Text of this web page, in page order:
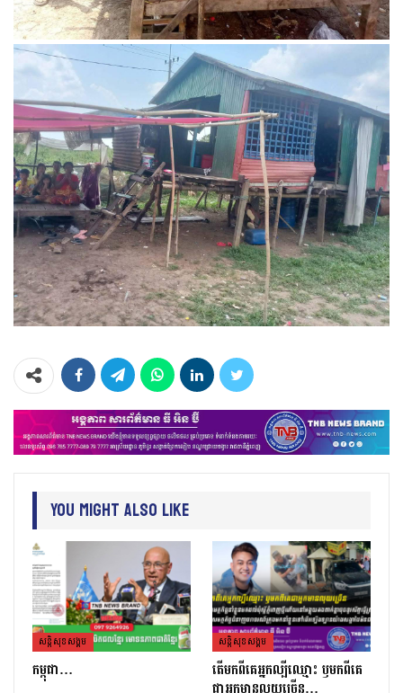
You Might Also Like
សន្តិសុខសង្គម
កម្ពុជា…
សន្តិសុខសង្គម
តេីមកពីគេអ្នកល្បីឈ្មោះ​ ឫមកពីគេ